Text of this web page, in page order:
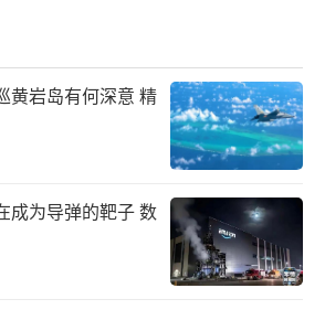
，文本是一样的，如果西班牙
他任何国家都可以用同样方式
除支出达到5%的可能性，还
更多”。但他表示理解“西
”，并补充说“我们几乎处于
黄岩岛有何深意 精
成为导弹的靶子 数